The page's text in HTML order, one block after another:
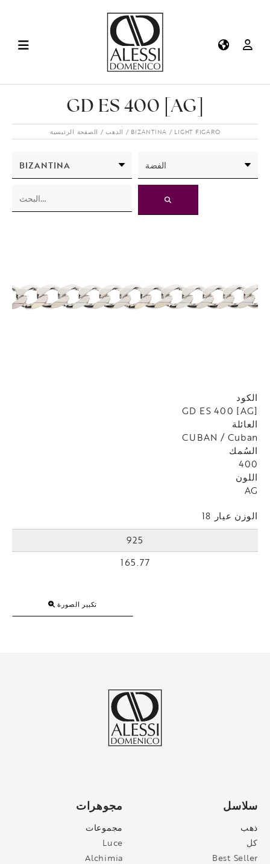
GD ES 400 [AG]
الصفحة الرئيسية الذهب BIZANTINA LIGHT FIGARO
الكود
GD ES 400 [AG]
العائلة
CUBAN / Cuban
السُمك
400
اللون
AG
الوزن عيار 18
925
165.77
تكبير الصورة
مجوهرات
مجموعات
Luce
Alchimia
سلاسل
ذهب
كل
Best Seller